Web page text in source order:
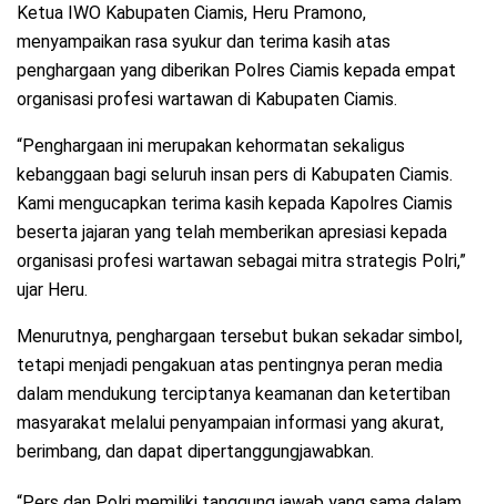
Ketua IWO Kabupaten Ciamis, Heru Pramono,
menyampaikan rasa syukur dan terima kasih atas
penghargaan yang diberikan Polres Ciamis kepada empat
organisasi profesi wartawan di Kabupaten Ciamis.
“Penghargaan ini merupakan kehormatan sekaligus
kebanggaan bagi seluruh insan pers di Kabupaten Ciamis.
Kami mengucapkan terima kasih kepada Kapolres Ciamis
beserta jajaran yang telah memberikan apresiasi kepada
organisasi profesi wartawan sebagai mitra strategis Polri,”
ujar Heru.
Menurutnya, penghargaan tersebut bukan sekadar simbol,
tetapi menjadi pengakuan atas pentingnya peran media
dalam mendukung terciptanya keamanan dan ketertiban
masyarakat melalui penyampaian informasi yang akurat,
berimbang, dan dapat dipertanggungjawabkan.